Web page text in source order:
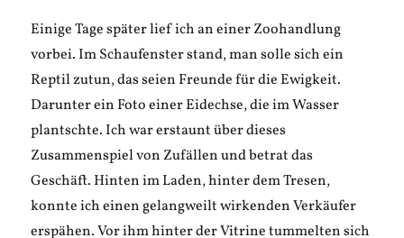
Einige Tage später lief ich an einer Zoohandlung
vorbei. Im Schaufenster stand, man solle sich ein
Reptil zutun, das seien Freunde für die Ewigkeit.
Darunter ein Foto einer Eidechse, die im Wasser
plantschte. Ich war erstaunt über dieses
Zusammenspiel von Zufällen und betrat das
Geschäft. Hinten im Laden, hinter dem Tresen,
konnte ich einen gelangweilt wirkenden Verkäufer
erspähen. Vor ihm hinter der Vitrine tummelten sich